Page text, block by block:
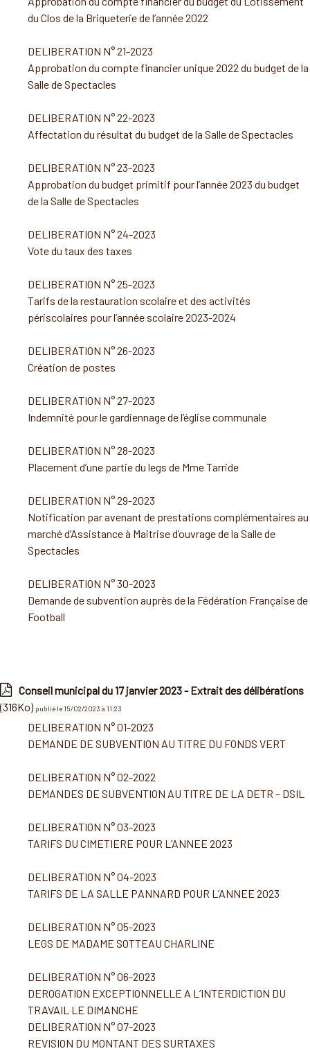
du Clos de la Briqueterie de l’année 2022
DELIBERATION N° 21-2023
Approbation du compte financier unique 2022 du budget de la
Salle de Spectacles
DELIBERATION N° 22-2023
Affectation du résultat du budget de la Salle de Spectacles
DELIBERATION N° 23-2023
Approbation du budget primitif pour l’année 2023 du budget
de la Salle de Spectacles
DELIBERATION N° 24-2023
Vote du taux des taxes
DELIBERATION N° 25-2023
Tarifs de la restauration scolaire et des activités
périscolaires pour l’année scolaire 2023-2024
DELIBERATION N° 26-2023
Création de postes
DELIBERATION N° 27-2023
Indemnité pour le gardiennage de l’église communale
DELIBERATION N° 28-2023
Placement d’une partie du legs de Mme Tarride
DELIBERATION N° 29-2023
Notification par avenant de prestations complémentaires au
marché d’Assistance à Maitrise d’ouvrage de la Salle de
Spectacles
DELIBERATION N° 30-2023
Demande de subvention auprès de la Fédération Française de
Football
Conseil municipal du 17 janvier 2023 - Extrait des délibérations
(316Ko) publié le 15/02/2023 à 11:23
DELIBERATION N° 01-2023
DEMANDE DE SUBVENTION AU TITRE DU FONDS VERT
DELIBERATION N° 02-2022
DEMANDES DE SUBVENTION AU TITRE DE LA DETR – DSIL
DELIBERATION N° 03-2023
TARIFS DU CIMETIERE POUR L’ANNEE 2023
DELIBERATION N° 04-2023
TARIFS DE LA SALLE PANNARD POUR L’ANNEE 2023
DELIBERATION N° 05-2023
LEGS DE MADAME SOTTEAU CHARLINE
DELIBERATION N° 06-2023
DEROGATION EXCEPTIONNELLE A L’INTERDICTION DU
TRAVAIL LE DIMANCHE
DELIBERATION N° 07-2023
REVISION DU MONTANT DES SURTAXES